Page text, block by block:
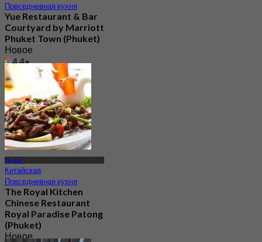
Повседневная кухня
Yue Restaurant & Bar​
Courtyard by Marriott
Phuket Town (Phuket)
Новое
4.4
От
฿ 595
Пхукет
Китайская
Повседневная кухня
The Royal Kitchen
Chinese Restaurant
Royal Paradise Patong
(Phuket)
Новое